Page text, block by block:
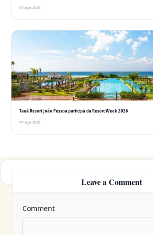
07 ago 2026
Tauá Resort João Pessoa participa da Resort Week 2026
07 ago 2026
Leave a Comment
Comment